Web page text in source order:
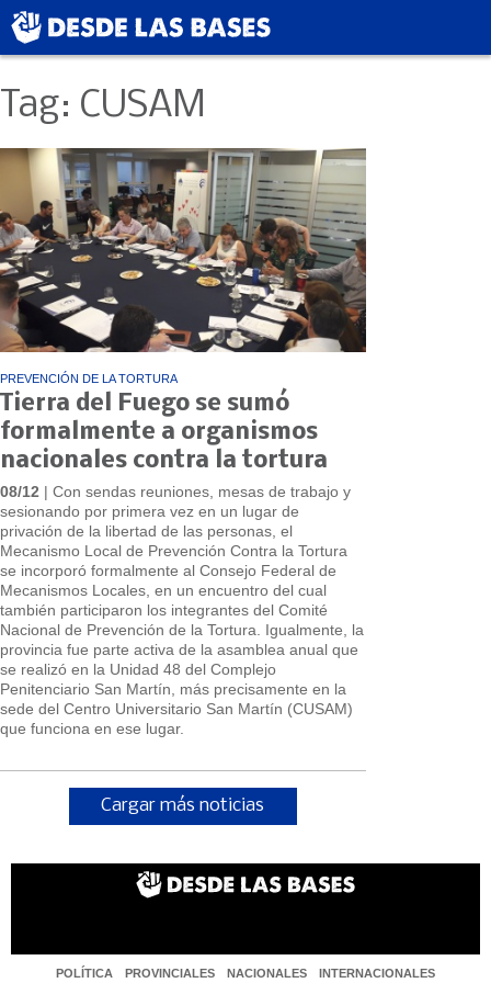
Tag: CUSAM
PREVENCIÓN DE LA TORTURA
Tierra del Fuego se sumó
formalmente a organismos
nacionales contra la tortura
08/12 | Con sendas reuniones, mesas de trabajo y
sesionando por primera vez en un lugar de
privación de la libertad de las personas, el
Mecanismo Local de Prevención Contra la Tortura
se incorporó formalmente al Consejo Federal de
Mecanismos Locales, en un encuentro del cual
también participaron los integrantes del Comité
Nacional de Prevención de la Tortura. Igualmente, la
provincia fue parte activa de la asamblea anual que
se realizó en la Unidad 48 del Complejo
Penitenciario San Martín, más precisamente en la
sede del Centro Universitario San Martín (CUSAM)
que funciona en ese lugar.
Cargar más noticias
POLÍTICA PROVINCIALES NACIONALES INTERNACIONALES